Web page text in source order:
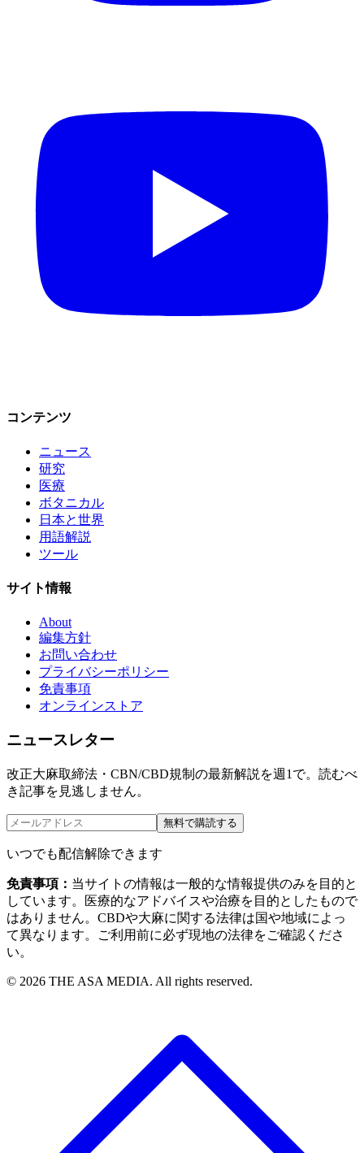
コンテンツ
ニュース
研究
医療
ボタニカル
日本と世界
用語解説
ツール
サイト情報
About
編集方針
お問い合わせ
プライバシーポリシー
免責事項
オンラインストア
ニュースレター
改正大麻取締法・CBN/CBD規制の最新解説を週1で。読むべ
き記事を見逃しません。
無料で購読する
いつでも配信解除できます
免責事項： 当サイトの情報は一般的な情報提供のみを目的と
しています。医療的なアドバイスや治療を目的としたもので
はありません。CBDや大麻に関する法律は国や地域によっ
て異なります。ご利用前に必ず現地の法律をご確認くださ
い。
© 2026 THE ASA MEDIA. All rights reserved.